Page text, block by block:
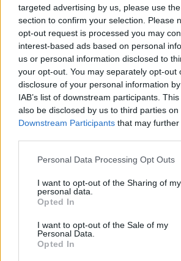
targeted advertising by us, please use
section to confirm your selection. Please
opt-out request is processed you may
interest-based ads based on personal
us or personal information disclosed to
your opt-out. You may separately opt-out
disclosure of your personal information
IAB’s list of downstream participants.
also be disclosed by us to third parties on
Downstream Participants that may
Please note that this website/app uses
not limited to your visit or usage
grant or deny consent to Google and its
use your data for below specified
consent section.
Personal Data Processing Opt Outs
I want to opt-out of the Sharing of my
personal data.
Opted In
I want to opt-out of the Sale of my
Personal Data.
Opted In
Hitelfordulat 2026: elzárja a
állam